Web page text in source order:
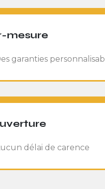
mesure
garanties
délai de carence